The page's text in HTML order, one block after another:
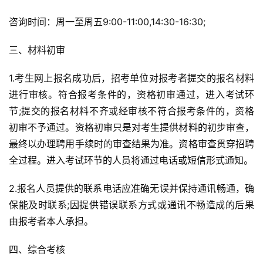
咨询时间：周一至周五9:00-11:00,14:30-16:30;
三、材料初审
1.考生网上报名成功后，招考单位对报考者提交的报名材料
进行审核。符合报考条件的，资格初审通过，进入考试环
节;提交的报名材料不齐或经审核不符合报考条件的，资格
初审不予通过。资格初审只是对考生提供材料的初步审查，
最终以办理聘用手续时的审查结果为准。资格审查贯穿招聘
全过程。进入考试环节的人员将通过电话或短信形式通知。
2.报名人员提供的联系电话应准确无误并保持通讯畅通，确
保能及时联系;因提供错误联系方式或通讯不畅造成的后果
由报考者本人承担。
四、综合考核